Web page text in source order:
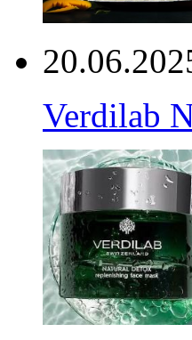
Verdilab